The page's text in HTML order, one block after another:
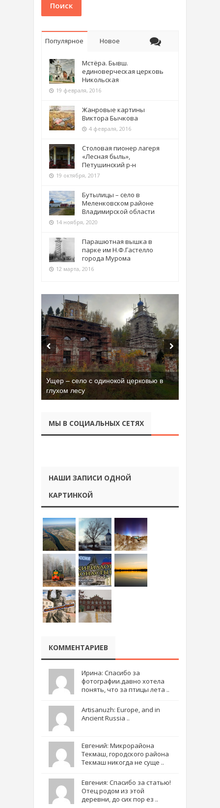
Поиск
Популярное Новое
Мстёра. Бывш.
единоверческая церковь
Никольская
19 февраля, 2016
Жанровые картины
Виктора Бычкова
4 февраля, 2016
Столовая пионер лагеря
«Лесная быль»,
Петушинский р-н
19 октября, 2017
Бутылицы – село в
Меленковском районе
Владимирской области
14 ноября, 2020
Парашютная вышка в
парке им Н.Ф.Гастелло
города Мурома
12 марта, 2016
Ущер – село с одинокой церковью в
глухом лесу
МЫ В СОЦИАЛЬНЫХ СЕТЯХ
НАШИ ЗАПИСИ ОДНОЙ
КАРТИНКОЙ
КОММЕНТАРИЕВ
Ирина: Спасибо за
фотографии.давно хотела
понять, что за птицы лета ..
Artisanuzh: Europe, and in
Ancient Russia ..
Евгений: Микрорайона
Текмаш, городского района
Текмаш никогда не суще ..
Евгения: Спасибо за статью!
Отец родом из этой
деревни, до сих пор ез ..